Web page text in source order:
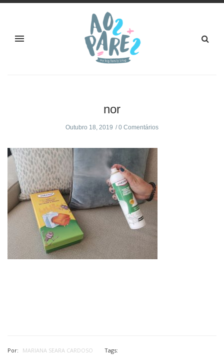
nor
Outubro 18, 2019 0 Comentários
Por: MARIANA SEARA CARDOSO Tags: